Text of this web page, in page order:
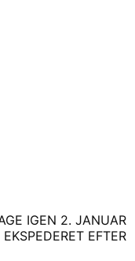
IGEN 2. JANUAR
EFTER